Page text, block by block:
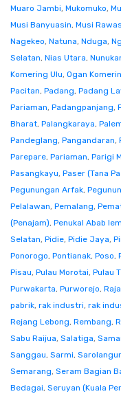
Muaro Jambi, Mukomuko,
Musi Banyuasin, Musi Rawas
Nagekeo, Natuna, Nduga,
Selatan, Nias Utara,
Komering Ulu, Ogan
Pacitan, Padang, Padang
Pariaman, Padangpanjang,
Bharat, Palangkaraya,
Pandeglang, Pangandaran,
Parepare, Pariaman, Parigi
Pasangkayu, Paser (Tana
Pegunungan Arfak,
Pelalawan, Pemalang,
(Penajam), Penukal Abab
Selatan, Pidie, Pidie Jaya,
Ponorogo, Pontianak, Poso,
Pisau, Pulau Morotai, Pulau
Purwakarta, Purworejo,
pabrik, rak industri, rak
Rejang Lebong, Rembang,
Sabu Raijua, Salatiga,
Sanggau, Sarmi,
Semarang, Seram Bagian
Bedagai, Seruyan (Kuala